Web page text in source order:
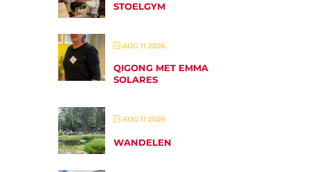
STOELGYM
AUG 11 2026
QIGONG MET EMMA
SOLARES
AUG 11 2026
WANDELEN